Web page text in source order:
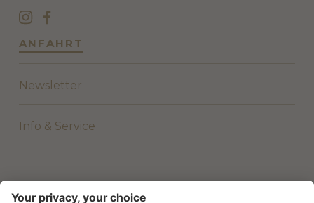
ANFAHRT
Newsletter
Info & Service